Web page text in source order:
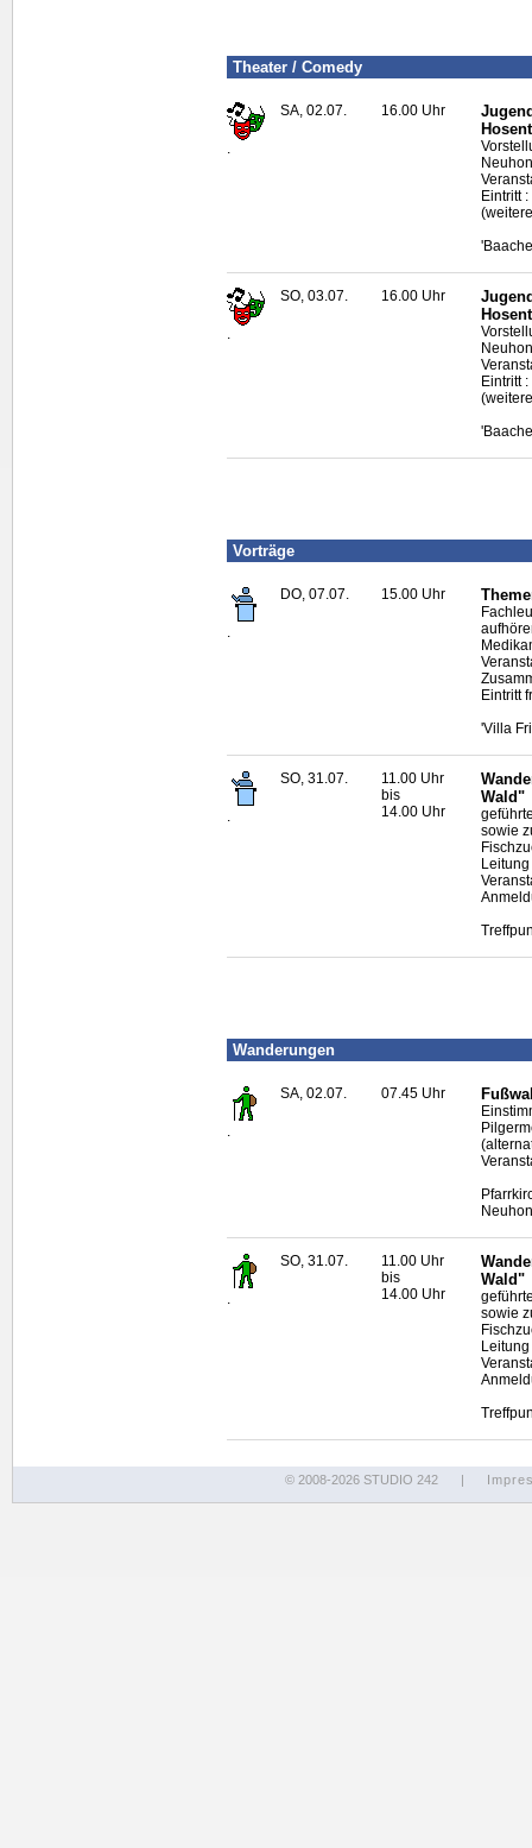
Theater / Comedy
.
SA, 02.07. 16.00 Uhr
Eintritt
.
SO, 03.07. 16.00 Uhr
Eintritt
Vorträge
.
DO, 07.07. 15.00 Uhr
Eintritt
'Villa
SO, 31.07.
11.00 Uhr
bis
14.00 Uhr
Wald"
sowie
Wanderungen
.
SA, 02.07. 07.45 Uhr
SO, 31.07.
11.00 Uhr
bis
14.00 Uhr
Wald"
sowie
© 2008-2026 STUDIO 242 |